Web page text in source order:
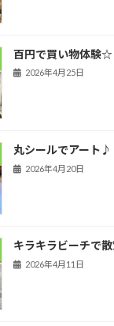
百円で買い物体験☆
2026年4月25日
丸シールでアート♪
2026年4月20日
キラキラビーチで
2026年4月11日